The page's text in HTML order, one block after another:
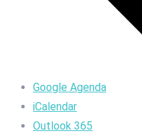
Google Agenda
iCalendar
Outlook 365